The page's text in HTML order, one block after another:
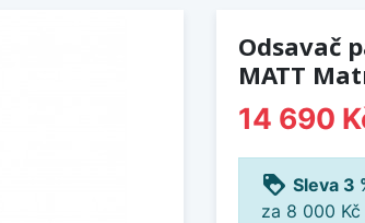
Odsavač
MATT
14 690
loyalty Sleva 3
za 8 000